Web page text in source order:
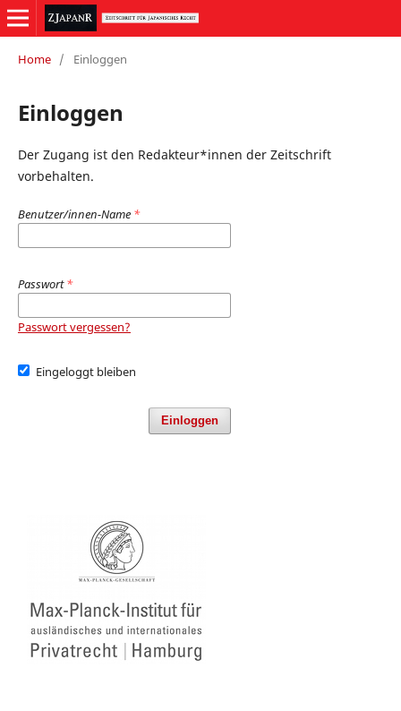
Home / Einloggen
Einloggen
Der Zugang ist den Redakteur*innen der Zeitschrift
vorbehalten.
Benutzer/innen-Name *
Passwort*
Passwort vergessen?
Eingeloggt bleiben
Einloggen